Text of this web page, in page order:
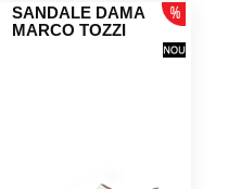
SANDALE DAMA
MARCO TOZZI